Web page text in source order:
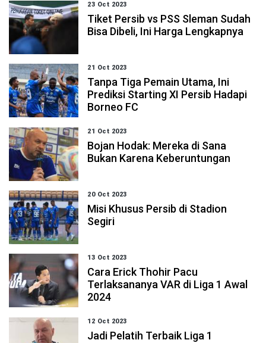
23 Oct 2023
Tiket Persib vs PSS Sleman Sudah
Bisa Dibeli, Ini Harga Lengkapnya
21 Oct 2023
Tanpa Tiga Pemain Utama, Ini
Prediksi Starting XI Persib Hadapi
Borneo FC
21 Oct 2023
Bojan Hodak: Mereka di Sana
Bukan Karena Keberuntungan
20 Oct 2023
Misi Khusus Persib di Stadion
Segiri
13 Oct 2023
Cara Erick Thohir Pacu
Terlaksananya VAR di Liga 1 Awal
2024
12 Oct 2023
Jadi Pelatih Terbaik Liga 1